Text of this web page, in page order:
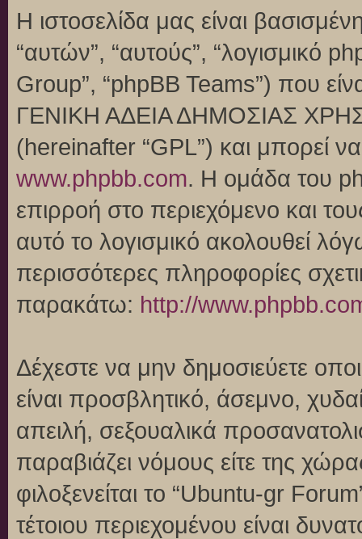
Η ιστοσελίδα μας είναι
“αυτών”, “αυτούς”, “λογισμικό
Group”, “phpBB Teams”) που
ΓΕΝΙΚΗ ΑΔΕΙΑ ΔΗΜΟΣΙΑΣ
(hereinafter “GPL”) και μπορεί
www.phpbb.com. Η ομάδα του
επιρροή στο περιεχόμενο και
αυτό το λογισμικό ακολουθεί
περισσότερες πληροφορίες
παρακάτω: http://
Δέχεστε να μην δημοσιεύετε
είναι προσβλητικό, άσεμνο,
απειλή, σεξουαλικά
παραβιάζει νόμους είτε της
φιλοξενείται το “Ubuntu-gr
τέτοιου περιεχομένου είναι